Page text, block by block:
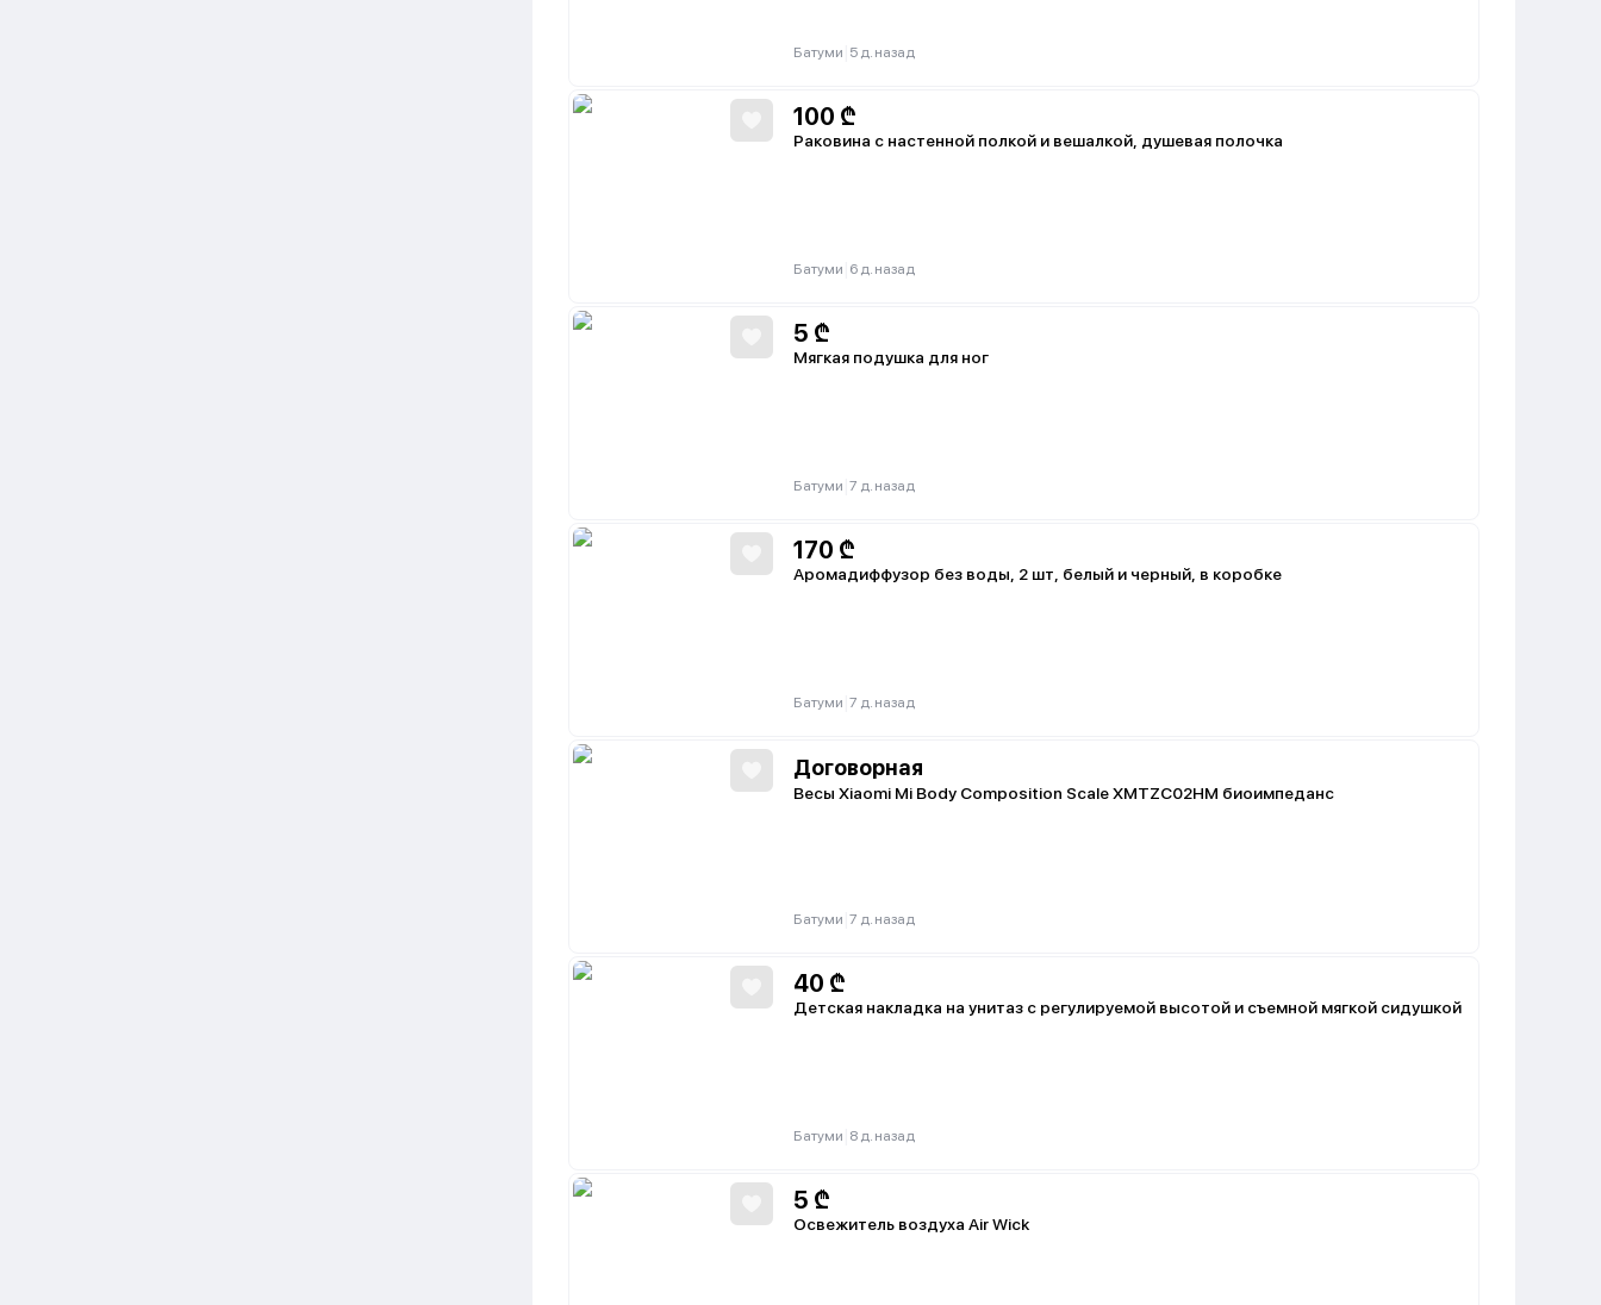
Батуми 5 д. назад
100 ₾
Раковина с настенной полкой и вешалкой, душевая полочка
Батуми 6 д. назад
5 ₾
Мягкая подушка для ног
Батуми 7 д. назад
170 ₾
Аромадиффузор без воды, 2 шт, белый и черный, в коробке
Батуми 7 д. назад
Договорная
Весы Xiaomi Mi Body Composition Scale XMTZC02HM биоимпеданс
Батуми 7 д. назад
40 ₾
Детская накладка на унитаз с регулируемой высотой и съемной мягкой сидушкой
Батуми 8 д. назад
5 ₾
Освежитель воздуха Air Wick